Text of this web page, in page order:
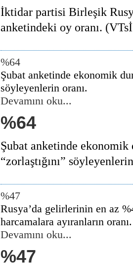
İktidar partisi Birleşik
anketindeki oy oranı.
%64
Şubat anketinde ekonomik
söyleyenlerin oranı.
Devamını oku...
%64
Şubat anketinde ekonomik
“zorlaştığını”
%47
Rusya’da gelirlerinin en az
harcamalara ayıranların oranı.
Devamını oku...
%47